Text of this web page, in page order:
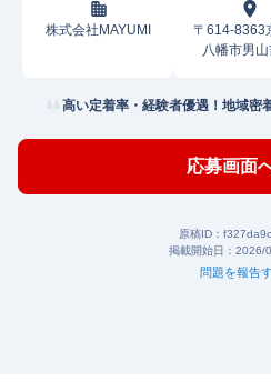
株式会社MAYUMI
〒614-8363
八幡市男
高い定着率・経験者優遇！地域密
応募画面
原稿ID：
掲載開始日： 2026/
問題を報告